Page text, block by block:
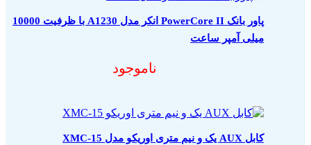
پاور بانک PowerCore II انکر مدل A1230 با ظرفیت 10000
میلی آمپر ساعت
ناموجود
کابل AUX یک و نیم متری اوریکو مدل XMC-15